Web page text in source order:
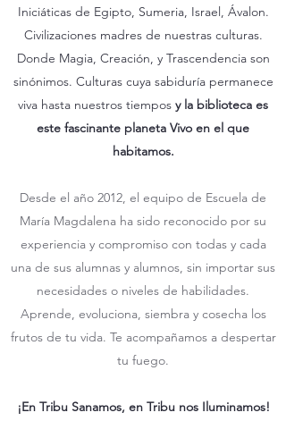
Iniciáticas de Egipto, Sumeria, Israel, Ávalon.
Civilizaciones madres de nuestras culturas.
Donde Magia, Creación, y Trascendencia son
sinónimos. Culturas cuya sabiduría permanece
viva hasta nuestros tiempos y la biblioteca es
este fascinante planeta Vivo en el que
habitamos.
Desde el año 2012, el equipo de Escuela de
María Magdalena ha sido reconocido por su
experiencia y compromiso con todas y cada
una de sus alumnas y alumnos, sin importar sus
necesidades o niveles de habilidades.
Aprende, evoluciona, siembra y cosecha los
frutos de tu vida. Te acompañamos a despertar
tu fuego.
¡En Tribu Sanamos, en Tribu nos Iluminamos!